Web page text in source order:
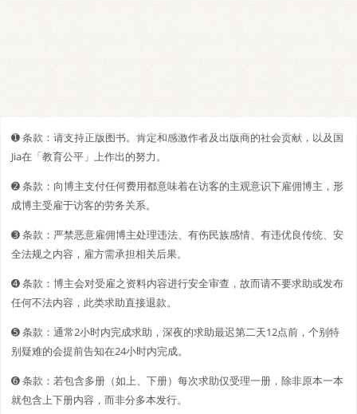
➊️ 条款：请支持正版图书。肯定和感激作者及出版商的社会贡献，以及国
Jia在「教育公平」上作出的努力。
➋️️ 条款：向博主支付任何费用都意味着在访客的主观意识下雇佣博主，形
成博主受雇于访客的劳务关系。
➌ 条款：严禁恶意雇佣博主处理违法、有伤民族感情、有违优良传统、安
全法规之内容，雇方需承担相关后果。
➍ 条款：博主会对受雇之资料内容进行安全审查，故而请不要求助或发布
任何不法内容，此类求助直接退款。
➎ 条款：通常2小时内完成求助，深夜的求助最迟第二天12点前，个别特
别疑难的会提前告知在24小时内完成。
➏ 条款：若包含多册（如上、下册）每次求助仅受理一册，除非原本一本
就包含上下册内容，而非分多本发行。